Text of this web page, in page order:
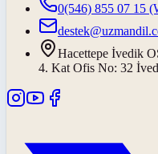
0(546) 855 07 15
Hacettepe İvedik
4. Kat Ofis No: 32